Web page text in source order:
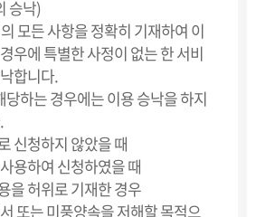
승낙)
모든 사항을 정확히 기재하여 이
우에 특별한 사정이 없는 한 서비
합니다.
하는 경우에는 이용 승낙을 하지
신청하지 않았을 때
용하여 신청하였을 때
을 허위로 기재한 경우
또는 미풍양속을 저해할 목적으